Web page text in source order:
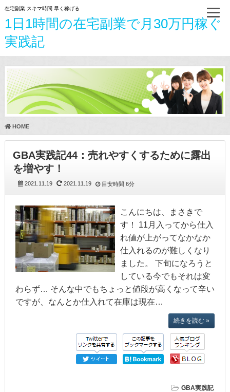
在宅副業 スキマ時間 早く稼げる
1日1時間の在宅副業で月30万円稼ぐ
実践記
HOME
GBA実践記44：売れやすくするために露出
を増やす！
2021.11.19 2021.11.19 目安時間 6分
こんにちは、まさきで
す！ 11月入ってから仕入
れ値が上がってなかなか
仕入れるのが難しくなり
ました。 下旬になろうと
している今でもそれは変
わらず… そんな中でもちょっと値段が高くなって辛い
ですが、なんとか仕入れて在庫は現在…
続きを読む »
GBA実践記